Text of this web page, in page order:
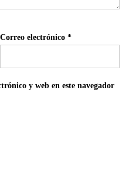
Correo electrónico*
y web en este navegador